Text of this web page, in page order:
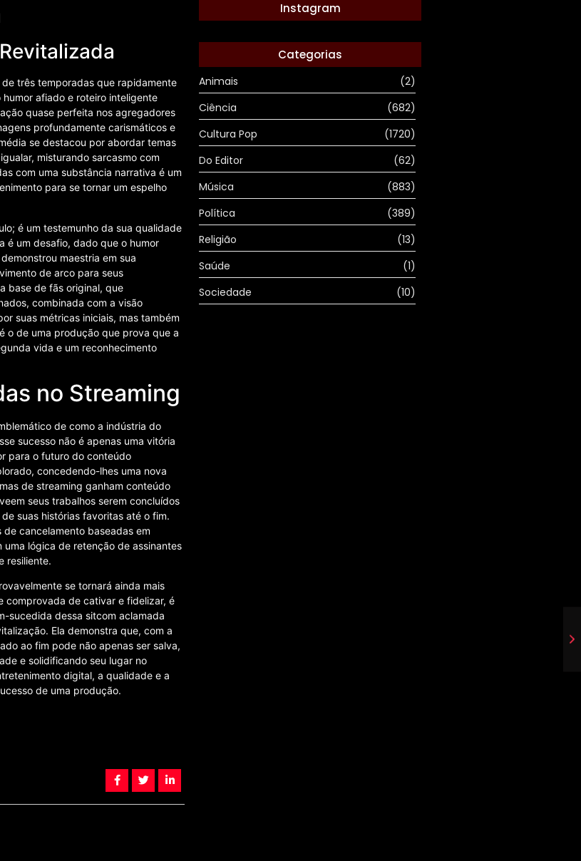
três temporadas que rapidamente
afiado e roteiro inteligente
quase perfeita nos agregadores
profundamente carismáticos e
se destacou por abordar temas
misturando sarcasmo com
com uma substância narrativa é um
para se tornar um espelho
é um testemunho da sua qualidade
é um desafio, dado que o humor
maestria em sua
de arco para seus
base de fãs original, que
combinada com a visão
suas métricas iniciais, mas também
o de uma produção que prova que a
vida e um reconhecimento
no Streaming
de como a indústria do
sucesso não é apenas uma vitória
para o futuro do conteúdo
concedendo-lhes uma nova
de streaming ganham conteúdo
seus trabalhos serem concluídos
suas histórias favoritas até o fim.
cancelamento baseadas em
lógica de retenção de assinantes
resiliente.
se tornará ainda mais
comprovada de cativar e fidelizar, é
sucedida dessa sitcom aclamada
Ela demonstra que, com a
ao fim pode não apenas ser salva,
e solidificando seu lugar no
digital, a qualidade e a
de uma produção.
Instagram
Categorias
Animais
(2)
Ciência
(682)
Cultura Pop
(1720)
Do Editor
(62)
Música
(883)
Política
(389)
Religião
(13)
Saúde
(1)
Sociedade
(10)